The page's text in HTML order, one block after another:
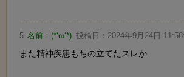
5 名前： (*‘ω‘*) 投稿日： 2024年9月24日
また精神疾患もちの立てたスレか